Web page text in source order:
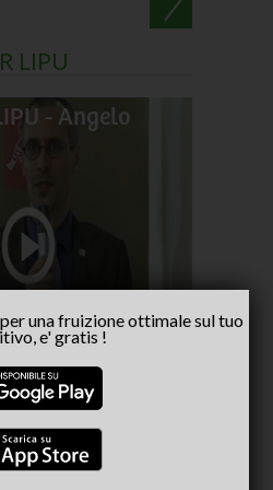
LIPU
- Angelo
Capria
una fruizione ottimale sul tuo
e' gratis !